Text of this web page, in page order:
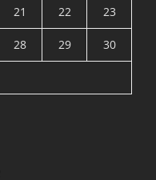
21 22 23
28 29 30